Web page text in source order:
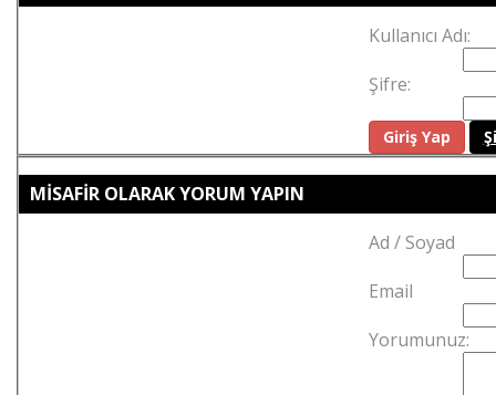
Kullanıcı Adı:
Şifre:
MİSAFİR OLARAK YORUM YAPIN
Ad / Soyad
Email
Yorumunuz: